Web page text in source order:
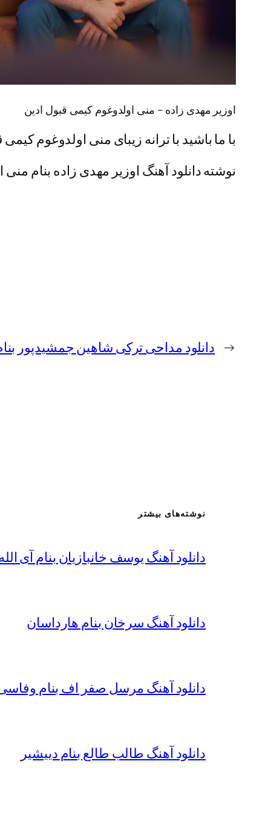
اوزیر مهدی زاده – منی اولدوغوم کیمی قبول ادین
با ما باشید با ترانه زیبای منی اولدوغوم
نوشته دانلود آهنگ اوزیر مهدی زاده بنام
← دانلود مداحی ترکی شاهین جمشیدپور
نوشته‌های بیشتر
دانلود آهنگ یوسف خانبازیان بنام آی
دانلود آهنگ سرخان بنام هارداسان
دانلود آهنگ مرسل صفر اف بنام
دانلود آهنگ طالب طالع بنام دییشیر